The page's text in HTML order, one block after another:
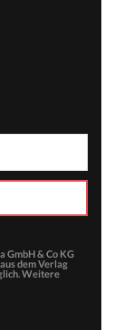
GmbH & Co KG
dem Verlag
Weitere